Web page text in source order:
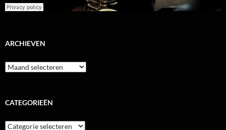
ARCHIEVEN
Archieven
CATEGORIEËN
Categorieën